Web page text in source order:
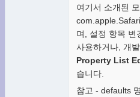
여기서 소개된
며, 설정 항목 변
사용하거나, 개
Property List
습니다.
참고 - defaults